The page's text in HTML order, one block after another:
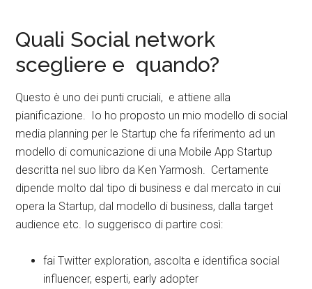
Quali Social network
scegliere e quando?
Questo è uno dei punti cruciali, e attiene alla
pianificazione. Io ho proposto un mio modello di social
media planning per le Startup che fa riferimento ad un
modello di comunicazione di una Mobile App Startup
descritta nel suo libro da Ken Yarmosh. Certamente
dipende molto dal tipo di business e dal mercato in cui
opera la Startup, dal modello di business, dalla target
audience etc. Io suggerisco di partire così:
fai Twitter exploration, ascolta e identifica social
influencer, esperti, early adopter